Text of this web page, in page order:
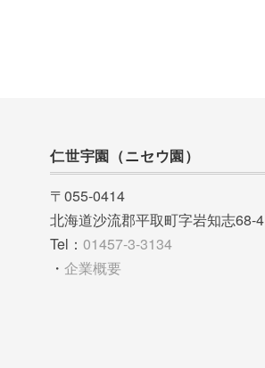
仁世宇園（ニセウ園）
〒055-0414
北海道沙流郡平取町字岩知志68-4
Tel： 01457-3-3134
・ 企業概要